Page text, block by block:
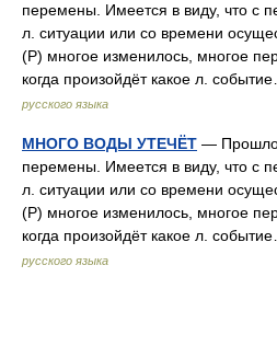
перемены. Имеется в виду, что с
л. ситуации или со времени
(Р) многое изменилось, многое
когда произойдёт какое л.
русского языка
МНОГО ВОДЫ УТЕЧЁТ — Прошло
перемены. Имеется в виду, что с
л. ситуации или со времени
(Р) многое изменилось, многое
когда произойдёт какое л.
русского языка